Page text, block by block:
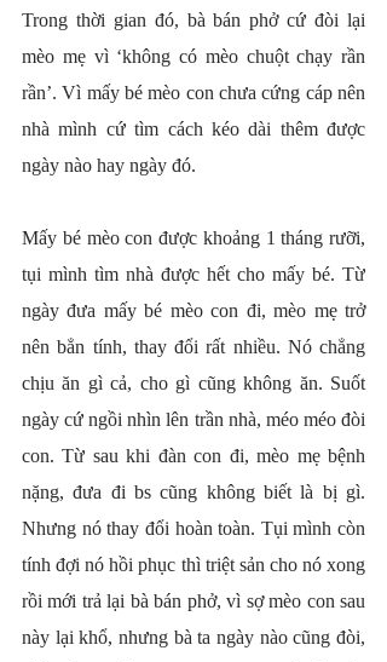
Trong thời gian đó, bà bán phở cứ đòi lại
mèo mẹ vì ‘không có mèo chuột chạy rần
rần’. Vì mấy bé mèo con chưa cứng cáp nên
nhà mình cứ tìm cách kéo dài thêm được
ngày nào hay ngày đó.
Mấy bé mèo con được khoảng 1 tháng rưỡi,
tụi mình tìm nhà được hết cho mấy bé. Từ
ngày đưa mấy bé mèo con đi, mèo mẹ trở
nên bẳn tính, thay đổi rất nhiều. Nó chẳng
chịu ăn gì cả, cho gì cũng không ăn. Suốt
ngày cứ ngồi nhìn lên trần nhà, méo méo đòi
con. Từ sau khi đàn con đi, mèo mẹ bệnh
nặng, đưa đi bs cũng không biết là bị gì.
Nhưng nó thay đổi hoàn toàn. Tụi mình còn
tính đợi nó hồi phục thì triệt sản cho nó xong
rồi mới trả lại bà bán phở, vì sợ mèo con sau
này lại khổ, nhưng bà ta ngày nào cũng đòi,